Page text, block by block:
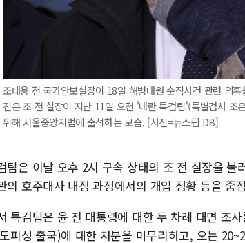
조태용 전 국가안보실장이 18일 해병대원 순직사건 관련 의
진은 조 전 실장이 지난 11일 오전 '내란 특검팀'(특별검사 조
위해 서울중앙지법에 출석하는 모습. [사진=뉴스핌 DB]
팀은 이날 오후 2시 구속 상태의 조 전 실장을
의 호주대사 내정 과정에서의 개입 정황 등을 중
특검팀은 윤 전 대통령에 대한 두 차례 대면 조
피성 출국)에 대한 처분을 마무리하고, 오는